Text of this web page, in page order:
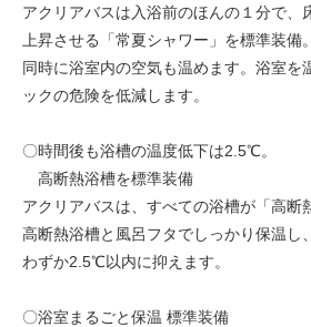
アクリアバスは入浴前のほんの１分で
上昇させる「常夏シャワー」を標準装備。
同時に浴室内の空気も温めます。浴室を
ックの危険を低減します。
〇時間後も浴槽の温度低下は2.5℃。
高断熱浴槽を標準装備
アクリアバスは、すべての浴槽が「高断
高断熱浴槽と風呂フタでしっかり保温し
わずか2.5℃以内に抑えます。
〇浴室まるごと保温 標準装備